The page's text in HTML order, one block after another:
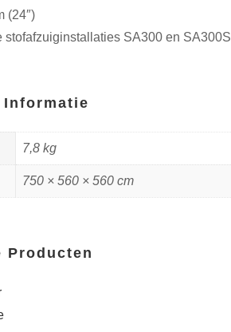
(24″)
stofafzuiginstallaties SA300 en SA300S
7,8 kg
750 × 560 × 560 cm
Producten